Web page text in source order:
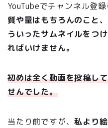
YouTubeでチャンネル登
質や量はもちろんのこと
ういったサムネイルをつ
ればいけません。
初めは全く動画を投稿し
せんでした。
当たり前ですが、私より